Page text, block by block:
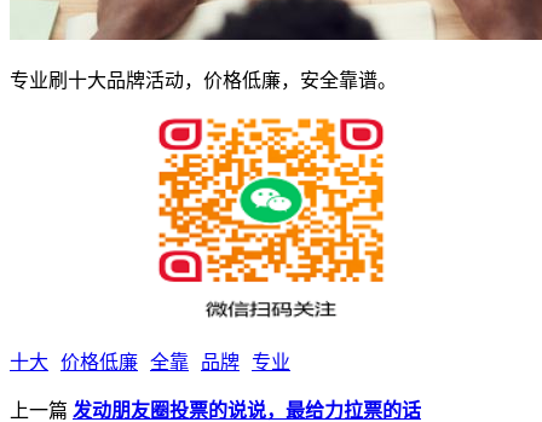
专业刷十大品牌活动，价格低廉，安全靠谱。
十大 价格低廉 全靠 品牌 专业
上一篇 发动朋友圈投票的说说，最给力拉票的话